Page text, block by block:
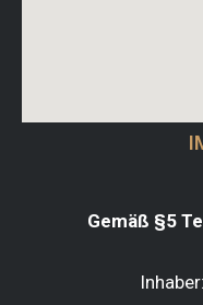
Gemäß §5